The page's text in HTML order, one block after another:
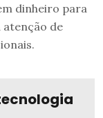
dinheiro para
atenção de